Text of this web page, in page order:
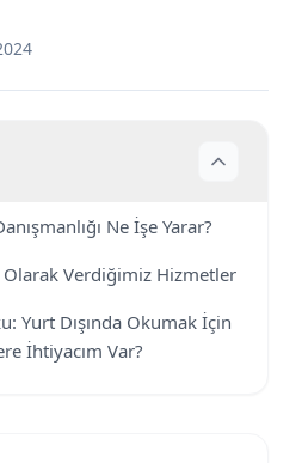
Ne İşe Yarar?
Verdiğimiz Hizmetler
Yurt Dışında Okumak İçin
İhtiyacım Var?